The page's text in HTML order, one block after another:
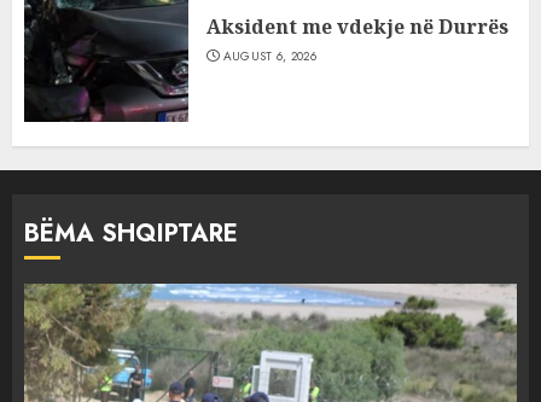
Aksident me vdekje në Durrës
AUGUST 6, 2026
BËMA SHQIPTARE